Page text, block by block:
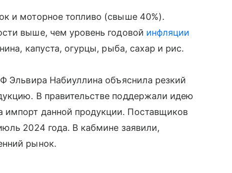
и моторное топливо (свыше 40%).
выше, чем уровень годовой инфляции
капуста, огурцы, рыба, сахар и рис.
Эльвира Набиуллина объяснила резкий
В правительстве поддержали идею
импорт данной продукции. Поставщиков
2024 года. В кабмине заявили,
рынок.